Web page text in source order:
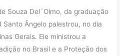
Souza Del´Olmo, da graduação
Ângelo palestrou, no dia
Gerais. Ele ministrou a
no Brasil e a Proteção dos